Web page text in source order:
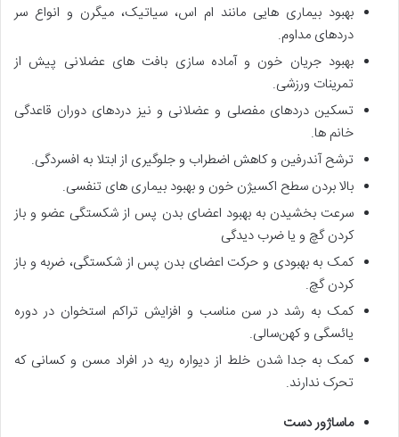
بهبود بیماری هایی مانند ام اس، سیاتیک، میگرن و انواع سر
دردهای مداوم.
بهبود جریان خون و آماده سازی بافت های عضلانی پیش از
تمرینات ورزشی.
تسکین دردهای مفصلی و عضلانی و نیز دردهای دوران قاعدگی
خانم ها.
ترشح آندرفین و کاهش اضطراب و جلوگیری از ابتلا به افسردگی.
بالا بردن سطح اکسیژن خون و بهبود بیماری های تنفسی.
سرعت بخشیدن به بهبود اعضای بدن پس از شکستگی عضو و باز
کردن گچ و یا ضرب دیدگی
کمک به بهبودی و حرکت اعضای بدن پس از شکستگی، ضربه و باز
کردن گچ.
کمک به رشد در سن مناسب و افزایش تراکم استخوان در دوره
یائسگی و کهن‌سالی.
کمک به جدا شدن خلط از دیواره ریه در افراد مسن و کسانی که
تحرک ندارند.
ماساژور دست